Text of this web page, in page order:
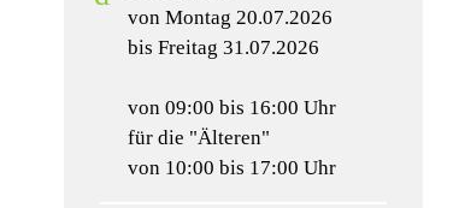
von Montag 20.07.2026
bis Freitag 31.07.2026
von 09:00 bis 16:00 Uhr
für die "Älteren"
von 10:00 bis 17:00 Uhr